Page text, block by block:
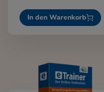
In den Warenkorb